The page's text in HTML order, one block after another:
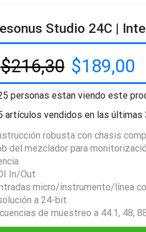
Studio 24C |
$216,30 $189,00
personas estan viendo este
artículos vendidos en las últimas
robusta con chasis
del mezclador para
In/Out
micro/instrumento/línea
a 24-bit
de muestreo a 44.1, 48,